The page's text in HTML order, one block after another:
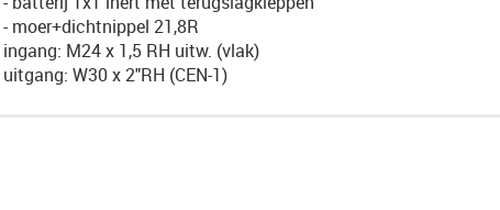
- moer+dichtnippel 21,8R
ingang: M24 x 1,5 RH uitw. (vlak)
uitgang: W30 x 2"RH (CEN-1)